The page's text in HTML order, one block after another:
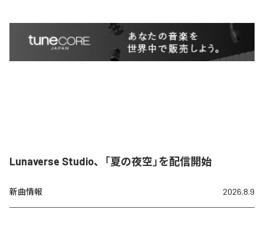
Lunaverse Studio、「夏の夜空」を配信開始
新曲情報 2026.8.9